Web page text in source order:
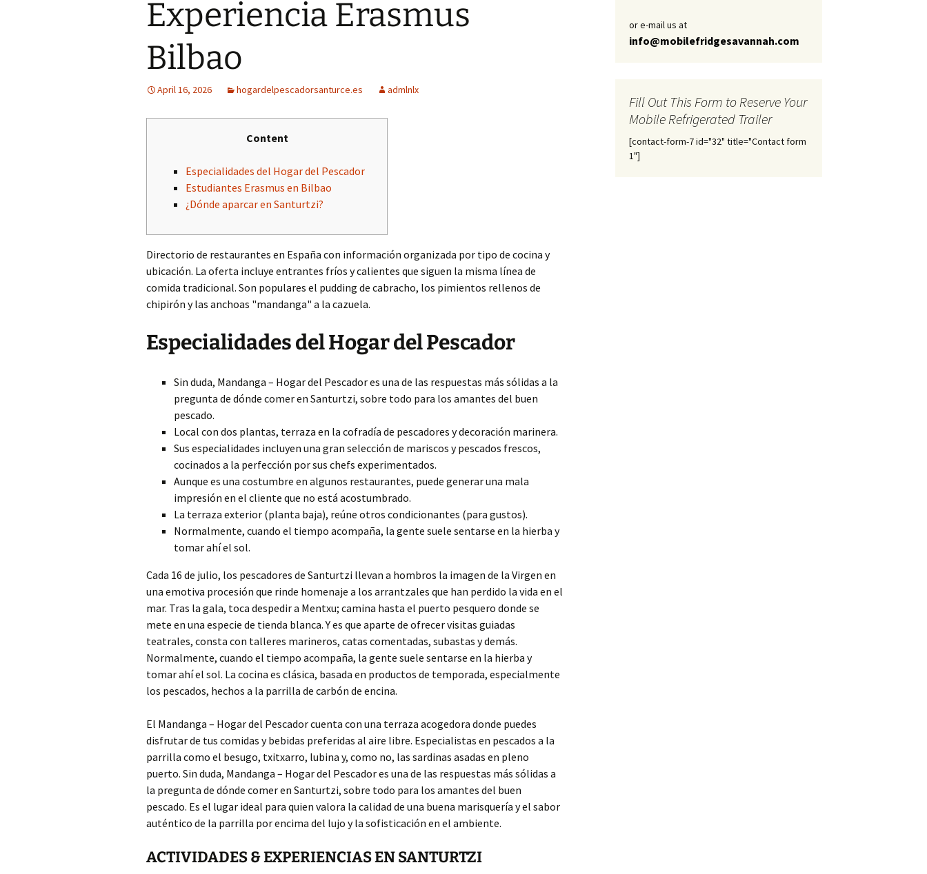
Experiencia Erasmus
Bilbao
April 16, 2026 hogardelpescadorsanturce.es admlnlx
Content
Especialidades del Hogar del Pescador
Estudiantes Erasmus en Bilbao
¿Dónde aparcar en Santurtzi?
Directorio de restaurantes en España con información organizada por tipo de cocina y
ubicación. La oferta incluye entrantes fríos y calientes que siguen la misma línea de
comida tradicional. Son populares el pudding de cabracho, los pimientos rellenos de
chipirón y las anchoas "mandanga" a la cazuela.
Especialidades del Hogar del Pescador
Sin duda, Mandanga – Hogar del Pescador es una de las respuestas más sólidas a la
pregunta de dónde comer en Santurtzi, sobre todo para los amantes del buen
pescado.
Local con dos plantas, terraza en la cofradía de pescadores y decoración marinera.
Sus especialidades incluyen una gran selección de mariscos y pescados frescos,
cocinados a la perfección por sus chefs experimentados.
Aunque es una costumbre en algunos restaurantes, puede generar una mala
impresión en el cliente que no está acostumbrado.
La terraza exterior (planta baja), reúne otros condicionantes (para gustos).
Normalmente, cuando el tiempo acompaña, la gente suele sentarse en la hierba y
tomar ahí el sol.
Cada 16 de julio, los pescadores de Santurtzi llevan a hombros la imagen de la Virgen en
una emotiva procesión que rinde homenaje a los arrantzales que han perdido la vida en el
mar. Tras la gala, toca despedir a Mentxu; camina hasta el puerto pesquero donde se
mete en una especie de tienda blanca. Y es que aparte de ofrecer visitas guiadas
teatrales, consta con talleres marineros, catas comentadas, subastas y demás.
Normalmente, cuando el tiempo acompaña, la gente suele sentarse en la hierba y
tomar ahí el sol. La cocina es clásica, basada en productos de temporada, especialmente
los pescados, hechos a la parrilla de carbón de encina.
El Mandanga – Hogar del Pescador cuenta con una terraza acogedora donde puedes
disfrutar de tus comidas y bebidas preferidas al aire libre. Especialistas en pescados a la
parrilla como el besugo, txitxarro, lubina y, como no, las sardinas asadas en pleno
puerto. Sin duda, Mandanga – Hogar del Pescador es una de las respuestas más sólidas a
la pregunta de dónde comer en Santurtzi, sobre todo para los amantes del buen
pescado. Es el lugar ideal para quien valora la calidad de una buena marisquería y el sabor
auténtico de la parrilla por encima del lujo y la sofisticación en el ambiente.
ACTIVIDADES & EXPERIENCIAS EN SANTURTZI
or e-mail us at
info@mobilefridgesavannah.com
Fill Out This Form to Reserve Your
Mobile Refrigerated Trailer
[contact-form-7 id="32" title="Contact form
1"]